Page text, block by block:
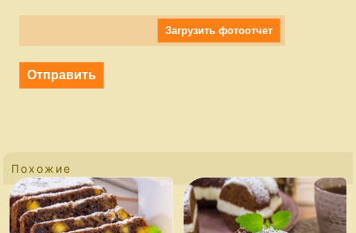
Загрузить фотоотчет
Похожие